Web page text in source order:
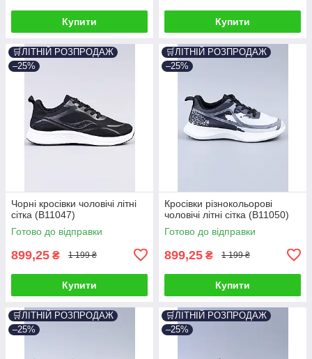
Купити Купити
🛒ЛІТНІЙ РОЗПРОДАЖ
–25%
Чорні кросівки чоловічі літні
сітка (B11047)
Готово до відправки
899,25 ₴ 1 199 ₴
Купити
🛒ЛІТНІЙ РОЗПРОДАЖ
–25%
Кросівки різнокольорові
чоловічі літні сітка (B11050)
Готово до відправки
899,25 ₴ 1 199 ₴
Купити
🛒ЛІТНІЙ РОЗПРОДАЖ
–25%
🛒ЛІТНІЙ РОЗПРОДАЖ
–25%